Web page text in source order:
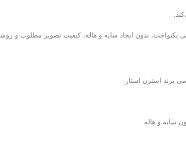
بدون ایجاد سایه و هاله، کیفیت تصویر مطلوب و